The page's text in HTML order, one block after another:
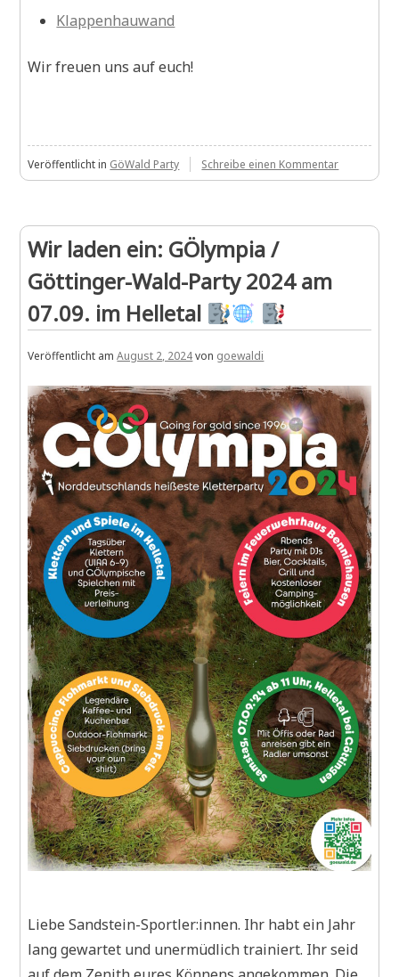
Klappenhauwand
Wir freuen uns auf euch!
Veröffentlicht in GöWald Party Schreibe einen Kommentarzu
Save
GöWald-
Wir laden ein: GÖlympia /
Göttinger-Wald-Party 2024 am
07.09. im Helletal
Veröffentlicht amAugust 2, 2024von goewaldi
Liebe Sandstein-Sportler:innen. Ihr habt ein Jahr
lang gewartet und unermüdlich trainiert. Ihr seid